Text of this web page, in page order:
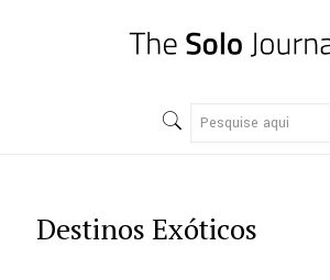
Destinos Exóticos